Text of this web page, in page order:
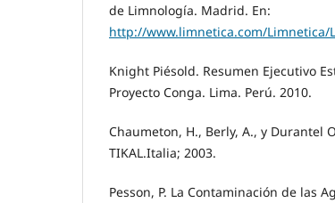
de Limnología. Madrid. En:
http://www.limnetica.com/Limnetica/
Knight Piésold. Resumen Ejecutivo
Proyecto Conga. Lima. Perú. 2010.
Chaumeton, H., Berly, A., y Durantel
TIKAL.Italia; 2003.
Pesson, P. La Contaminación de las